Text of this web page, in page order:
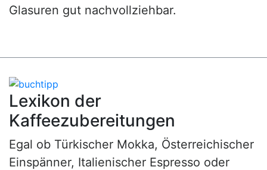
Glasuren gut nachvollziehbar.
Lexikon der
Kaffeezubereitungen
Egal ob Türkischer Mokka, Österreichischer
Einspänner, Italienischer Espresso oder